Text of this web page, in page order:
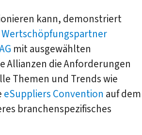
kann, demonstriert
Wertschöpfungspartner
mit ausgewählten
die Anforderungen
Themen und Trends wie
eSuppliers Convention auf dem
branchenspezifisches